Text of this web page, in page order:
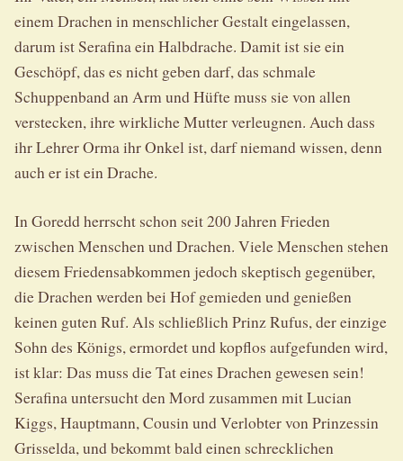
einem Drachen in menschlicher Gestalt eingelassen,
darum ist Serafina ein Halbdrache. Damit ist sie ein
Geschöpf, das es nicht geben darf, das schmale
Schuppenband an Arm und Hüfte muss sie von allen
verstecken, ihre wirkliche Mutter verleugnen. Auch dass
ihr Lehrer Orma ihr Onkel ist, darf niemand wissen, denn
auch er ist ein Drache.
In Goredd herrscht schon seit 200 Jahren Frieden
zwischen Menschen und Drachen. Viele Menschen stehen
diesem Friedensabkommen jedoch skeptisch gegenüber,
die Drachen werden bei Hof gemieden und genießen
keinen guten Ruf. Als schließlich Prinz Rufus, der einzige
Sohn des Königs, ermordet und kopflos aufgefunden wird,
ist klar: Das muss die Tat eines Drachen gewesen sein!
Serafina untersucht den Mord zusammen mit Lucian
Kiggs, Hauptmann, Cousin und Verlobter von Prinzessin
Grisselda, und bekommt bald einen schrecklichen